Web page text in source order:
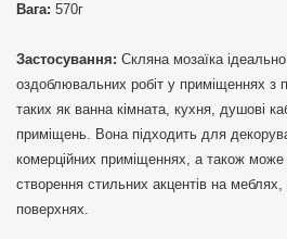
Вага: 570г
Застосування: Скляна мозаїка
оздоблювальних робіт у приміщеннях з
таких як ванна кімната, кухня, душові
приміщень. Вона підходить для
комерційних приміщеннях, а також
створення стильних акцентів на
поверхнях.